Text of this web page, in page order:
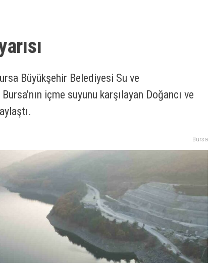
Büyükşehir Belediyesi Su ve
içme suyunu karşılayan Doğancı ve
Bursa